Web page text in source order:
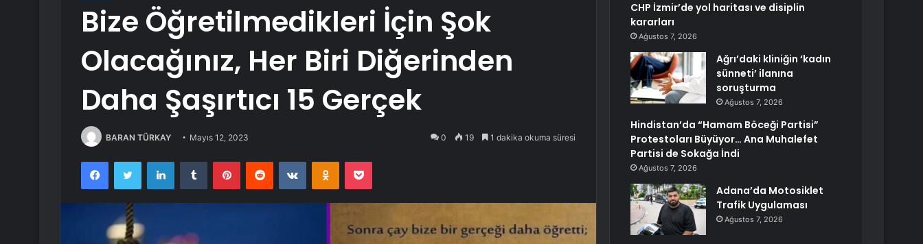
Bize Öğretilmedikleri İçin Şok
Olacağınız, Her Biri Diğerinden
Daha Şaşırtıcı 15 Gerçek
BARAN TÜRKAY Mayıs 12, 2023 0 19 1 dakika okuma süresi
FacebookTwitter LinkedInTumblr PinterestReddit VKontakteOdnoklassniki
Pocket
CHP İzmir’de yol haritası ve disiplin
kararları
Ağustos 7, 2026
Ağrı’daki kliniğin ‘kadın
sünneti’ ilanına
soruşturma
Ağustos 7, 2026
Hindistan’da “Hamam Böceği Partisi”
Protestoları Büyüyor… Ana Muhalefet
Partisi de Sokağa İndi
Ağustos 7, 2026
Adana’da Motosiklet
Trafik Uygulaması
Ağustos 7, 2026